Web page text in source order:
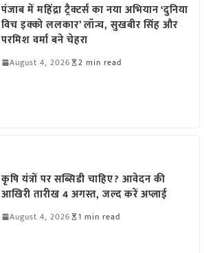
पंजाब में महिंद्रा ट्रैक्टर्स का नया अभियान ‘दुनिया
विच इक्को ललकार’ लॉन्च, सुखबीर सिंह और
परमिश वर्मा बने चेहरा
August 4, 2026 2 min read
कृषि यंत्रों पर सब्सिडी चाहिए? आवेदन की
आखिरी तारीख 4 अगस्त, जल्द करें अप्लाई
August 4, 2026 1 min read